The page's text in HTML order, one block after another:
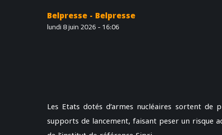
Belpresse - Belpresse
lundi 8 juin 2026 - 16:06
Les Etats dotés d’armes nucléaires sortent
supports de lancement, faisant peser un risque